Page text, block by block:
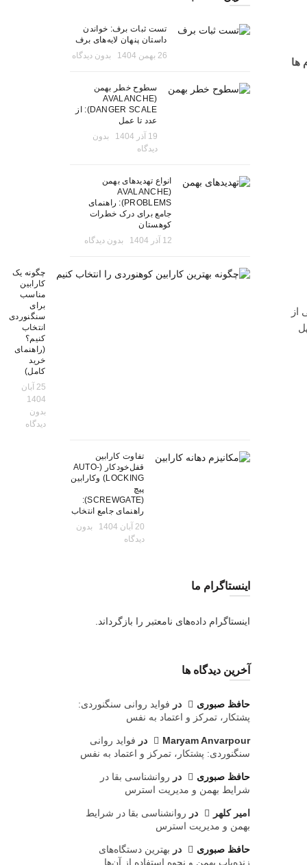
ها
از
تست ثبات برف: خواندن
داستان پنهان لایه‌های برف
26 بهمن 1404
بدون دیدگاه
سطوح خطر بهمن
(AVALANCHE
DANGER SCALE): از
عدد تا عمل
19 آذر 1404
بدون
دیدگاه
انواع تهدیدهای بهمن
(AVALANCHE
PROBLEMS): راهنمای
جامع برای درک خطرات
کوهستان
12 آذر 1404
بدون دیدگاه
چگونه یک
کارابین
مناسب
برای
سنگنوردی
انتخاب
کنیم؟
(راهنمای
خرید
کامل)
25 آبان
1404
بدون
دیدگاه
تفاوت کارابین
قفل‌خودکار (AUTO-
LOCKING) وکارابین
پیچ
(SCREWGATE):
راهنمای جامع انتخاب
20 آبان 1404
بدون
دیدگاه
اینستاگرام ما
اینستاگرام داده‌های نامعتبر را بازگرداند.
آخرین دیدگاه ها
حافظ صبوری در فواید روانی سنگنوردی:
پشتکار، تمرکز و اعتماد به نفس
Maryam Anvarpour در فواید روانی
سنگنوردی: پشتکار، تمرکز و اعتماد به نفس
حافظ صبوری در روانشناسی بقا در
شرایط بهمن و مدیریت استرس
امیر کلهر در روانشناسی بقا در شرایط
بهمن و مدیریت استرس
حافظ صبوری در بهترین دستگاه‌های
زنده‌یاب بهمن و نحوه استفاده از آن‌ها